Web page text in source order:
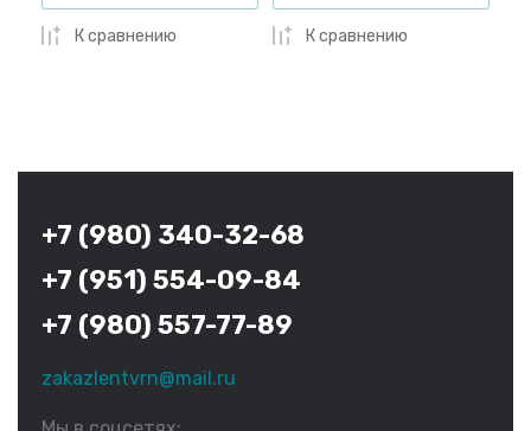
К сравнению К сравнению
+7 (980) 340-32-68
+7 (951) 554-09-84
+7 (980) 557-77-89
zakazlentvrn@mail.ru